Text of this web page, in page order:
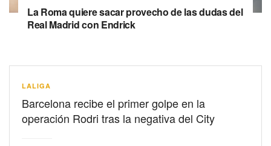
La Roma quiere sacar provecho de las dudas del
Real Madrid con Endrick
LALIGA
Barcelona recibe el primer golpe en la
operación Rodri tras la negativa del City